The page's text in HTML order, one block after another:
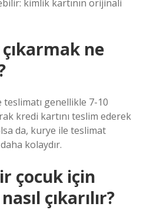
kimlik kartının orijinali
ne
teslimatı genellikle 7-10
kredi kartını teslim ederek
da, kurye ile teslimat
kolaydır.
çocuk için
çıkarılır?